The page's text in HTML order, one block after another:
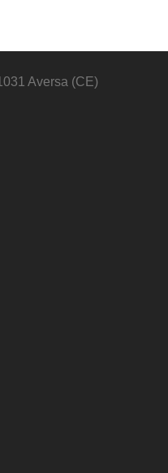
Aversa (CE)